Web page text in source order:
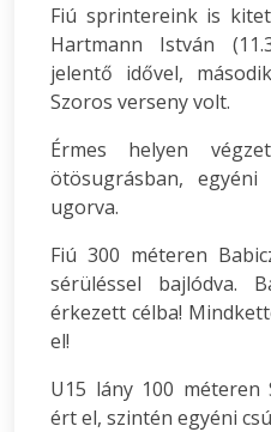
Fiú sprintereink is
Hartmann István
jelentő idővel,
Szoros verseny volt.
Érmes helyen
ötösugrásban, egyéni
ugorva.
Fiú 300 méteren
sérüléssel bajlódva.
érkezett célba!
el!
U15 lány 100 méteren
ért el, szintén egyéni